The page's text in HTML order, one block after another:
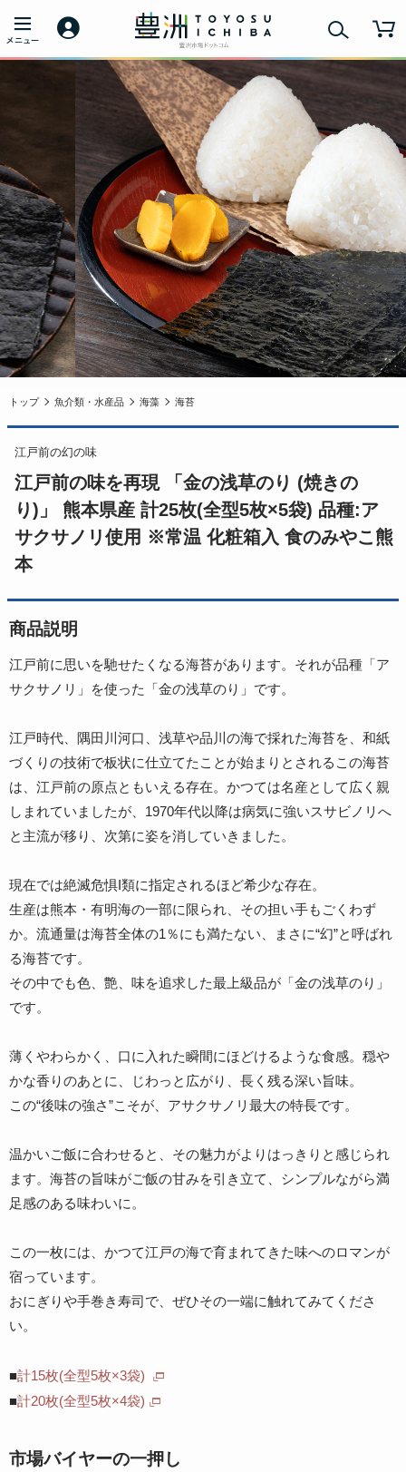
トップ 魚介類・水産品 海藻 海苔
江戸前の幻の味
江戸前の味を再現 「金の浅草のり (焼きの
り)」 熊本県産 計25枚(全型5枚×5袋) 品種:ア
サクサノリ使用 ※常温 化粧箱入 食のみやこ熊
本
商品説明
江戸前に思いを馳せたくなる海苔があります。それが品種「ア
サクサノリ」を使った「金の浅草のり」です。
江戸時代、隅田川河口、浅草や品川の海で採れた海苔を、和紙
づくりの技術で板状に仕立てたことが始まりとされるこの海苔
は、江戸前の原点ともいえる存在。かつては名産として広く親
しまれていましたが、1970年代以降は病気に強いスサビノリへ
と主流が移り、次第に姿を消していきました。
現在では絶滅危惧I類に指定されるほど希少な存在。
生産は熊本・有明海の一部に限られ、その担い手もごくわず
か。流通量は海苔全体の1％にも満たない、まさに“幻”と呼ばれ
る海苔です。
その中でも色、艶、味を追求した最上級品が「金の浅草のり」
です。
薄くやわらかく、口に入れた瞬間にほどけるような食感。穏や
かな香りのあとに、じわっと広がり、長く残る深い旨味。
この“後味の強さ”こそが、アサクサノリ最大の特長です。
温かいご飯に合わせると、その魅力がよりはっきりと感じられ
ます。海苔の旨味がご飯の甘みを引き立て、シンプルながら満
足感のある味わいに。
この一枚には、かつて江戸の海で育まれてきた味へのロマンが
宿っています。
おにぎりや手巻き寿司で、ぜひその一端に触れてみてくださ
い。
■計15枚(全型5枚×3袋)
■計20枚(全型5枚×4袋)
市場バイヤーの一押し